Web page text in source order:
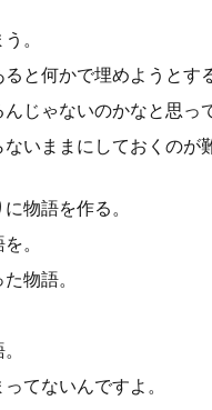
。
と何かで埋めようとす
じゃないのかなと思っ
いままにしておくのが
物語を作る。
。
物語。
てないんですよ。